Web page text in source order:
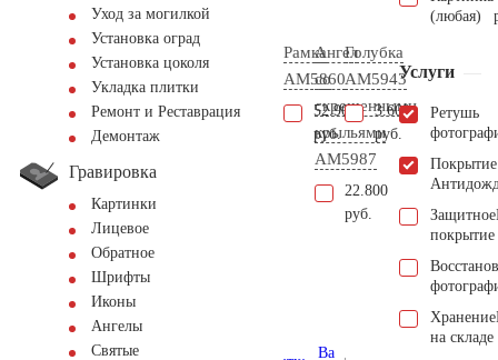
Уход за могилкой
Установка оград
Установка цоколя
Укладка плитки
Ремонт и Реставрация
Демонтаж
Гравировка
Картинки
Лицевое
Обратное
Шрифты
Иконы
Ангелы
Святые
Рамка
AM5860
52.900
руб.
Ангел
со
скрещенными
крыльями
AM5987
22.800
руб.
Голубка
AM5943
3.600
руб.
(любая)
Услуги
Ретушь
Покрытие
Защитное
покрытие
Хранение
на складе